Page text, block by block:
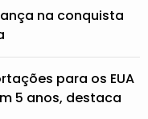
na conquista
para os EUA
5 anos, destaca